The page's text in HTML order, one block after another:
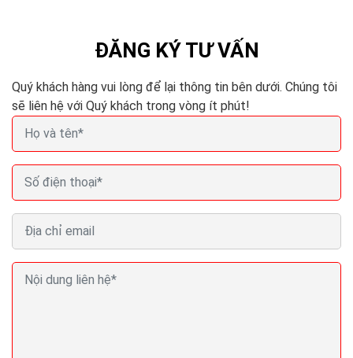
ĐĂNG KÝ TƯ VẤN
Quý khách hàng vui lòng để lại thông tin bên dưới. Chúng tôi
sẽ liên hệ với Quý khách trong vòng ít phút!